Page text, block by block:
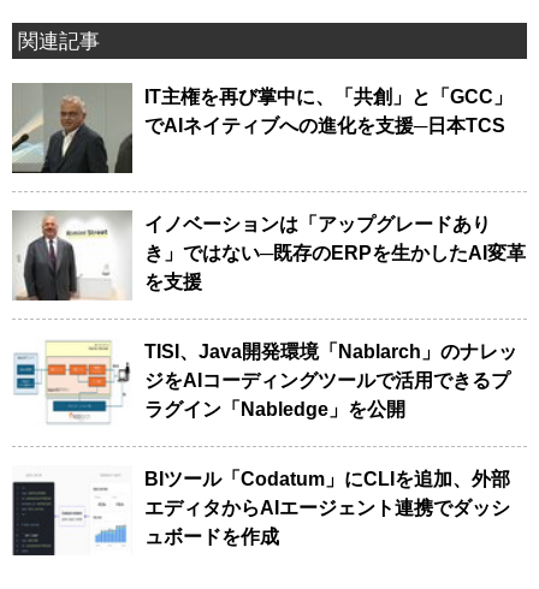
関連記事
IT主権を再び掌中に、「共創」と「GCC」
でAIネイティブへの進化を支援─日本TCS
イノベーションは「アップグレードあり
き」ではない─既存のERPを生かしたAI変革
を支援
TISI、Java開発環境「Nablarch」のナレッ
ジをAIコーディングツールで活用できるプ
ラグイン「Nabledge」を公開
BIツール「Codatum」にCLIを追加、外部
エディタからAIエージェント連携でダッシ
ュボードを作成